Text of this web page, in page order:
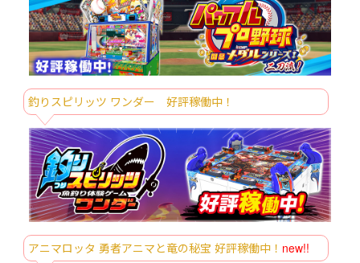
8/19～
モンチッチ LOVE Happy Angelマスコッ
ト
8/21～
パンダ ハローキティ 超超BIGぬいぐるみ
8/22～
ディズニーキャラクター キラキラリボン
BIGぬいぐるみ
8/22～
パペットスンスン 卓上ファン
8/25～
ポケットモンスター もふぐっとぬいぐる
み イーブイフレンズ～エーフィ・ニンフ
ィア～おひるねver.
ポケットモンスター もふぐっとぬいぐる
フィア～おひるねver.
釣りスピリッツ ワンダー 好評稼働中！
アニマロッタ 勇者アニマと竜の秘宝 好評稼働中！ new!!